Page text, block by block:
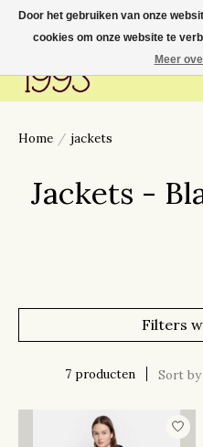
Love to have you around
Home / jackets
Jackets -
Filters
7 producten Sort by
Door het gebruiken van onze
cookies om onze website te
Meer